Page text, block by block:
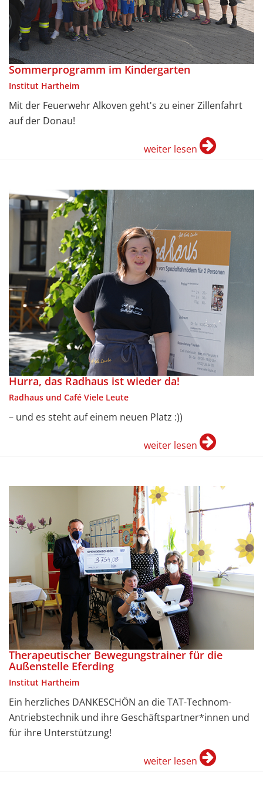
Sommerprogramm im Kindergarten
Institut Hartheim
Mit der Feuerwehr Alkoven geht's zu einer Zillenfahrt
auf der Donau!
weiter lesen
Hurra, das Radhaus ist wieder da!
Radhaus und Café Viele Leute
– und es steht auf einem neuen Platz :))
weiter lesen
Therapeutischer Bewegungstrainer für die
Außenstelle Eferding
Institut Hartheim
Ein herzliches DANKESCHÖN an die TAT-Technom-
Antriebstechnik und ihre Geschäftspartner*innen und
für ihre Unterstützung!
weiter lesen